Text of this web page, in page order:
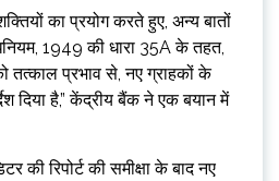
का प्रयोग करते हुए, अन्य बातों
1949 की धारा 35A के तहत,
तत्काल प्रभाव से, नए ग्राहकों के
दिया है,” केंद्रीय बैंक ने एक बयान में
रिपोर्ट की समीक्षा के बाद नए